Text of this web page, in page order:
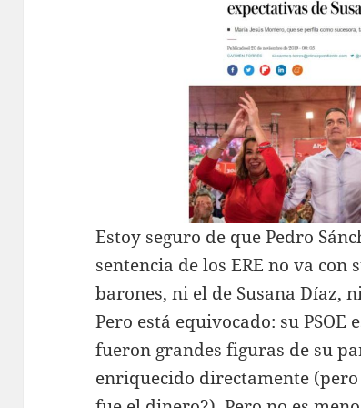
Estoy seguro de que Pedro
sentencia de los ERE no va con
barones, ni el de Susana Díaz,
Pero está equivocado: su PSOE
fueron grandes figuras de su
enriquecido directamente